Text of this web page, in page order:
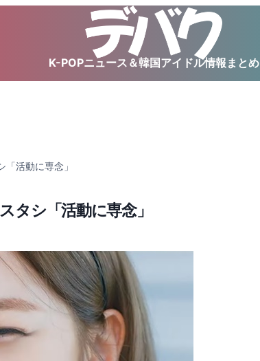
K-POPニュース＆韓国アイドル情報まとめ
活動に専念」
タシ「活動に専念」